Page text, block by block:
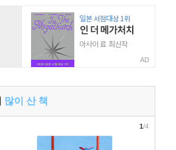
AD
많이 산 책
1/4